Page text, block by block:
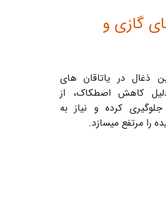
ذغال در یاتاقان های
کاهش اصطکاک، از
overheating جلوگیری کرده و نیاز به
را مرتفع میسازد.
گازی و